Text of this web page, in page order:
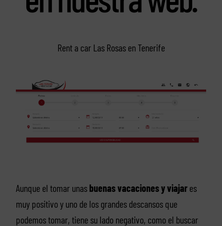
Rent a car Las Rosas en Tenerife
Aunque el tomar unas buenas vacaciones y viajares
muy positivo y uno de los grandes descansos que
podemos tomar, tiene su lado negativo, como el buscar